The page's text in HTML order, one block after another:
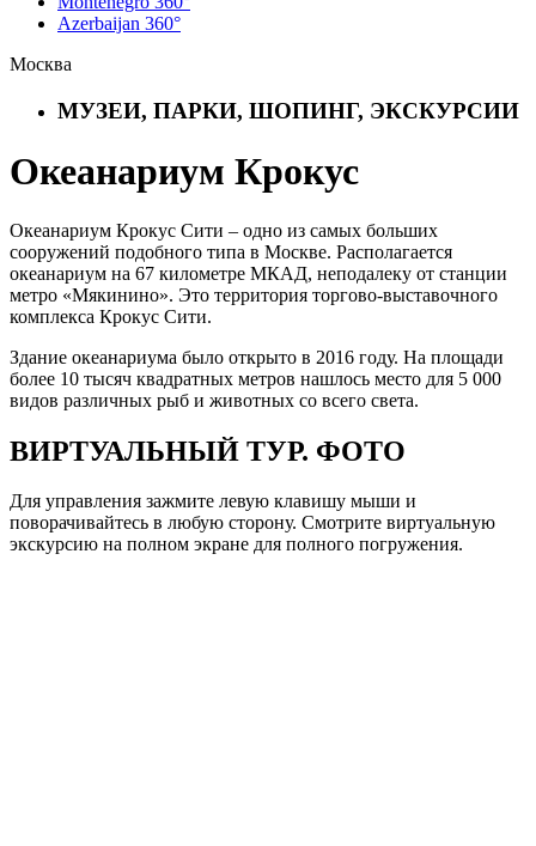
Azerbaijan 360°
Москва
МУЗЕИ, ПАРКИ, ШОПИНГ, ЭКСКУРСИИ
Океанариум Крокус
Океанариум Крокус Сити – одно из самых больших
сооружений подобного типа в Москве. Располагается
океанариум на 67 километре МКАД, неподалеку от станции
метро «Мякинино». Это территория торгово-выставочного
комплекса Крокус Сити.
Здание океанариума было открыто в 2016 году. На площади
более 10 тысяч квадратных метров нашлось место для 5 000
видов различных рыб и животных со всего света.
ВИРТУАЛЬНЫЙ ТУР. ФОТО
Для управления зажмите левую клавишу мыши и
поворачивайтесь в любую сторону. Смотрите виртуальную
экскурсию на полном экране для полного погружения.